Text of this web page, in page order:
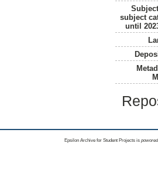
subject
until
Epsilon Archive for Student Projects is